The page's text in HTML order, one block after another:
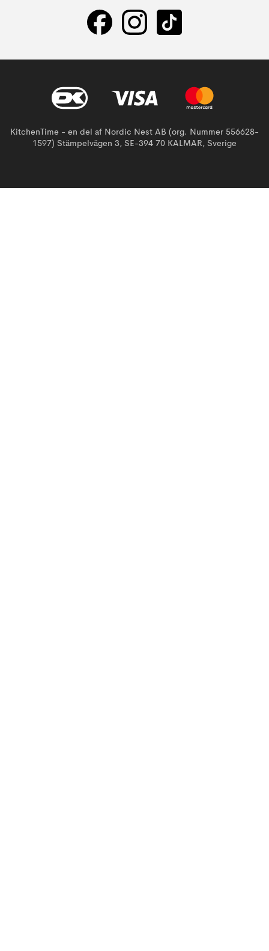
KitchenTime - en del af Nordic Nest AB (org. Nummer 556628-
1597) Stämpelvägen 3, SE-394 70 KALMAR, Sverige